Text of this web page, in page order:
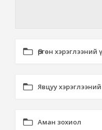
Өргөн хэрэглээний
Явцуу хэрэглээний
Аман зохиол